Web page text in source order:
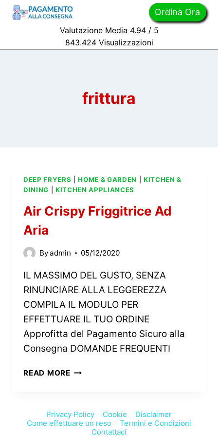
Skip
Ordina Ora
Valutazione Media 4.94 / 5
843.424 Visualizzazioni
frittura
DEEP FRYERS |HOME & GARDEN
KITCHEN &
DINING
KITCHEN APPLIANCES
Air Crispy Friggitrice Ad
Aria
Byadmin 05/12/2020
IL MASSIMO DEL GUSTO, SENZA
RINUNCIARE ALLA LEGGEREZZA
COMPILA IL MODULO PER
EFFETTUARE IL TUO ORDINE
Approfitta del Pagamento Sicuro alla
Consegna DOMANDE FREQUENTI
READ MORE
Privacy Policy Cookie
Disclaimer
Come effettuare un reso
Termini e Condizioni
Contattaci